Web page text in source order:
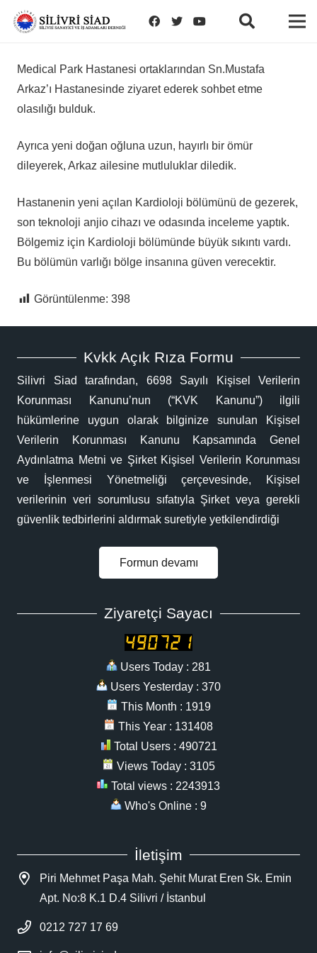
Medical Park Hastanesi ortaklarından Sn.Mustafa
Arkaz’ı Hastanesinde ziyaret ederek sohbet etme
olasılığı bulduk.
Ayrıca yeni doğan oğluna uzun, hayırlı bir ömür
dileyerek, Arkaz ailesine mutluluklar diledik.
Hastanenin yeni açılan Kardioloji bölümünü de gezerek,
son teknoloji anjio cihazı ve odasında inceleme yaptık.
Bölgemiz için Kardioloji bölümünde büyük sıkıntı vardı.
Bu bölümün varlığı bölge insanına güven verecektir.
Görüntülenme: 398
Kvkk Açık Rıza Formu
Silivri Siad tarafından, 6698 Sayılı Kişisel Verilerin
Korunması Kanunu’nun (“KVK Kanunu”) ilgili
hükümlerine uygun olarak bilginize sunulan Kişisel
Verilerin Korunması Kanunu Kapsamında Genel
Aydınlatma Metni ve Şirket Kişisel Verilerin Korunması
ve İşlenmesi Yönetmeliği çerçevesinde, Kişisel
verilerinin veri sorumlusu sıfatıyla Şirket veya gerekli
güvenlik tedbirlerini aldırmak suretiyle yetkilendirdiği
Formun devamı
Ziyaretçi Sayacı
Users Today : 281
Users Yesterday : 370
This Month : 1919
This Year : 131408
Total Users : 490721
Views Today : 3105
Total views : 2243913
Who's Online : 9
İletişim
Piri Mehmet Paşa Mah. Şehit Murat Eren Sk. Emin
Apt. No:8 K.1 D.4 Silivri / İstanbul
0212 727 17 69